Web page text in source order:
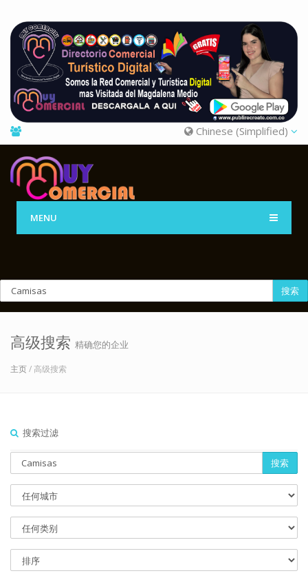
Chinese (Simplified)
MENU
搜索
高级搜索 精确您的企业
主页/ 高级搜索
搜索过滤
搜索